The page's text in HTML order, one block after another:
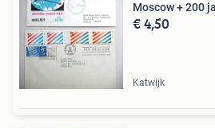
Moscow + 200
€ 4,50
Katwijk